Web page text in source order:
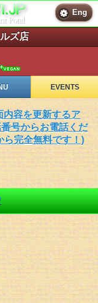
Eng
ズ店
EVENTS
内容を更新するア
号からお電話くだ
ら完全無料です！)